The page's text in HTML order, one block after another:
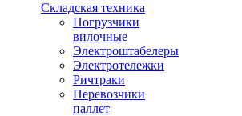
Складская техника
Погрузчики
вилочные
Электроштабелеры
Электротележки
Ричтраки
Перевозчики
паллет